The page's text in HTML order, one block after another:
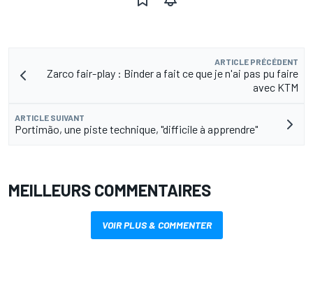
ARTICLE PRÉCÉDENT
Zarco fair-play : Binder a fait ce que je n'ai pas pu faire
avec KTM
ARTICLE SUIVANT
Portimão, une piste technique, "difficile à apprendre"
MEILLEURS COMMENTAIRES
VOIR PLUS & COMMENTER